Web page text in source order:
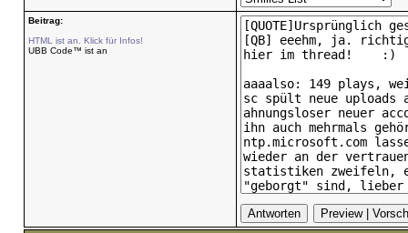
Beitrag:
HTML ist an. Klick für Infos!
UBB Code™ ist an